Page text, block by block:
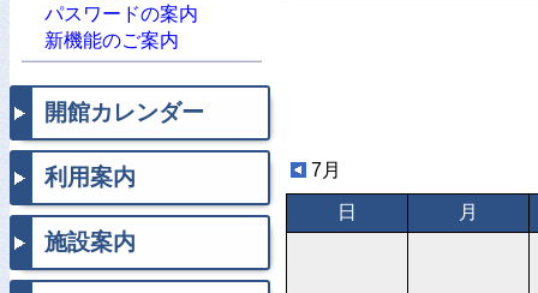
パスワードの案内
新機能のご案内
開館カレンダー
利用案内
施設案内
7月
日 月